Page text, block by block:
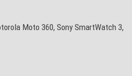
Moto 360, Sony SmartWatch 3,